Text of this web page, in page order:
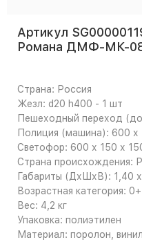
Артикул
Романа ДМФ-МК-
Страна: Россия
Жезл: d20 h400 - 1 шт
Пешеходный переход
Полиция (машина): 600
Светофор: 600 х 150 х
Страна происхождения:
Габариты (ДхШхВ): 1,40
Возрастная категория: 0+
Вес: 4,2 кг
Упаковка: полиэтилен
Материал: поролон,